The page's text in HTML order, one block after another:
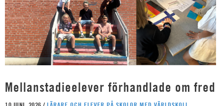
Mellanstadieelever förhandlade om fred